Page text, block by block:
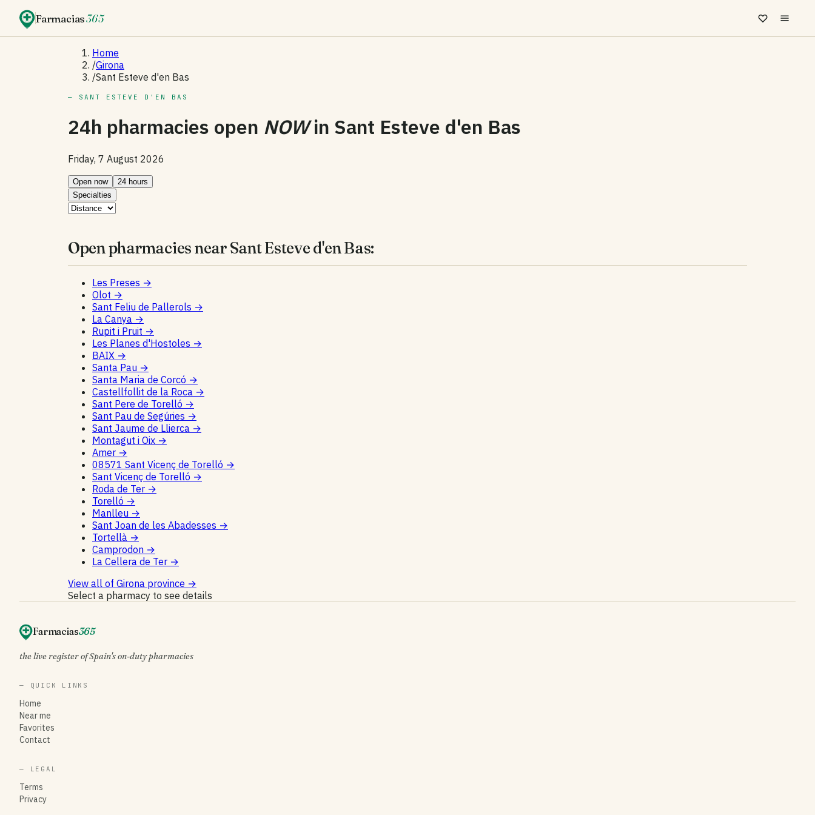
Farmacias365
Home
/Girona
/Sant Esteve d'en Bas
— SANT ESTEVE D'EN BAS
24h pharmacies open NOWin Sant Esteve d'en Bas
Friday, 7 August 2026
Open now
24 hours
Specialties
Open pharmacies near Sant Esteve d'en Bas:
Les Preses →
Olot →
Sant Feliu de Pallerols →
La Canya →
Rupit i Pruit →
Les Planes d'Hostoles →
BAIX →
Santa Pau →
Santa Maria de Corcó →
Castellfollit de la Roca →
Sant Pere de Torelló →
Sant Pau de Segúries →
Sant Jaume de Llierca →
Montagut i Oix →
Amer →
08571 Sant Vicenç de Torelló →
Sant Vicenç de Torelló →
Roda de Ter →
Torelló →
Manlleu →
Sant Joan de les Abadesses →
Tortellà →
Camprodon →
La Cellera de Ter →
View all of Girona province →
Select a pharmacy to see details
Farmacias365
the live register of Spain's on-duty pharmacies
— QUICK LINKS
Home
Near me
Favorites
Contact
— LEGAL
Terms
Privacy